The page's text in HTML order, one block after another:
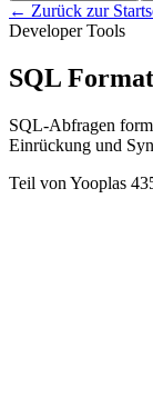
← Zurück zur
Developer Tools
SQL
SQL-Abfragen
Einrückung und
Teil von Yooplas